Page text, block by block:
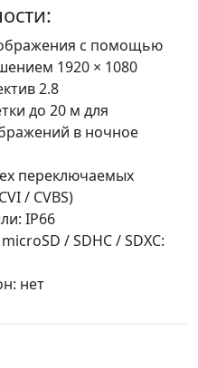
с помощью
1920 × 1080
2.8
до 20 м для
в ночное
переключаемых
/ CVBS)
IP66
/ SDHC / SDXC:
нет